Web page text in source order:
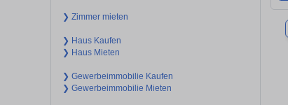
❯ Zimmer mieten
❯ Haus Kaufen
❯ Haus Mieten
❯ Gewerbeimmobilie Kaufen
❯ Gewerbeimmobilie Mieten